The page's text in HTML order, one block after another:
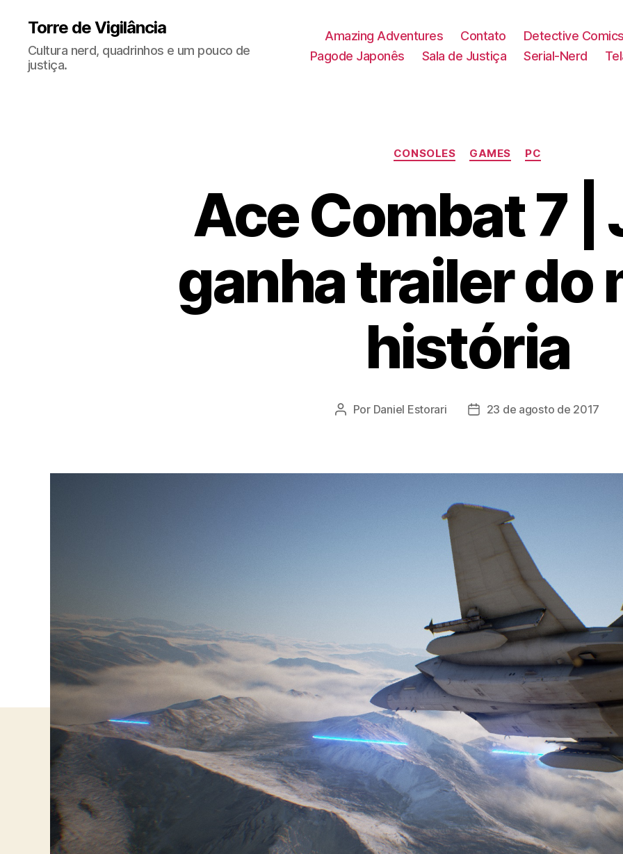
Torre de Vigilância
Cultura nerd, quadrinhos e um pouco de
justiça.
Amazing Adventures Contato
Detective
Pagode Japonês
Sala de Justiça Serial-Nerd
Categorias
CONSOLES GAMES PC
Ace Combat 7 |
ganha trailer do
história
Autor
Por Daniel Estorari
Data23 de agosto de 2017